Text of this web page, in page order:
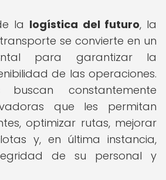
la logística del futuro, la
se convierte en un
para garantizar la
de las operaciones.
buscan constantemente
que les permitan
optimizar rutas, mejorar
y, en última instancia,
de su personal y